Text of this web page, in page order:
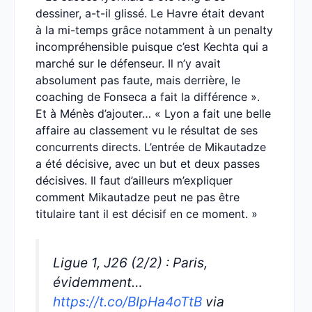
dessiner, a-t-il glissé. Le Havre était devant
à la mi-temps grâce notamment à un penalty
incompréhensible puisque c’est Kechta qui a
marché sur le défenseur. Il n’y avait
absolument pas faute, mais derrière, le
coaching de Fonseca a fait la différence ».
Et à Ménès d’ajouter… « Lyon a fait une belle
affaire au classement vu le résultat de ses
concurrents directs. L’entrée de Mikautadze
a été décisive, avec un but et deux passes
décisives. Il faut d’ailleurs m’expliquer
comment Mikautadze peut ne pas être
titulaire tant il est décisif en ce moment. »
Ligue 1, J26 (2/2) : Paris,
évidemment…
https://t.co/BIpHa4oTtB via